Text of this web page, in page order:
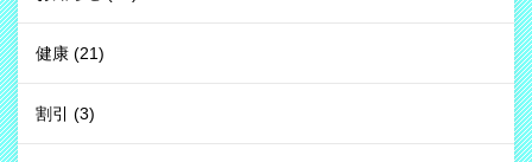
健康 (21)
割引 (3)